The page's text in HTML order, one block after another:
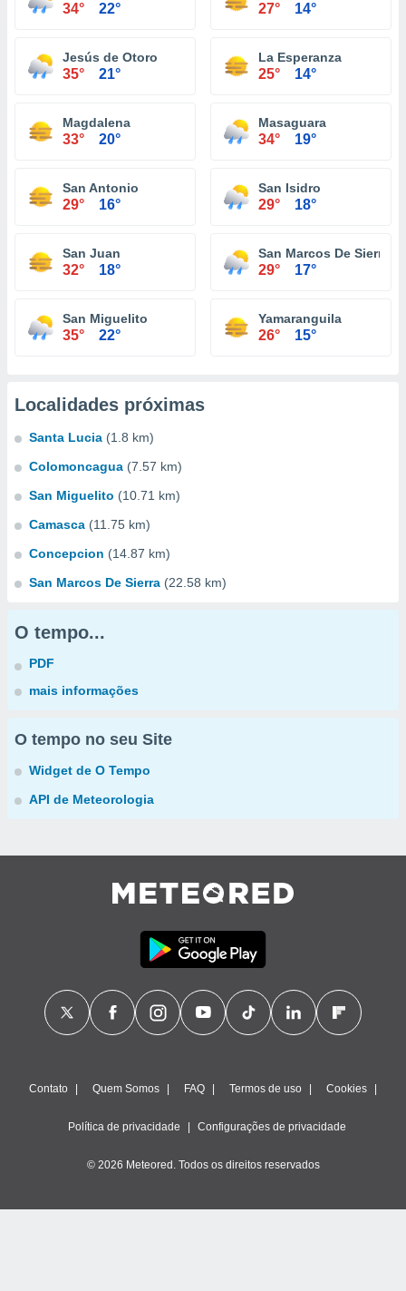
34° 22° 27° 14°
Jesús de Otoro
35° 21°
La Esperanza
25° 14°
Magdalena
33° 20°
Masaguara
34° 19°
San Antonio
29° 16°
San Isidro
29° 18°
San Juan
32° 18°
San Marcos De Sierra
29° 17°
San Miguelito
35° 22°
Yamaranguila
26° 15°
Localidades próximas
Santa Lucia (1.8 km)
Colomoncagua (7.57 km)
San Miguelito (10.71 km)
Camasca (11.75 km)
Concepcion (14.87 km)
San Marcos De Sierra (22.58 km)
O tempo...
PDF
mais informações
O tempo no seu Site
Widget de O Tempo
API de Meteorologia
Contato Quem Somos FAQ Termos de uso Cookies
Política de privacidade Configurações de privacidade
© 2026 Meteored. Todos os direitos reservados